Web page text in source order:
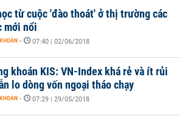
từ cuộc 'đào thoát' ở thị trường các
mới nổi
- 07:40 | 02/06/2018
khoán KIS: VN-Index khá rẻ và ít rủi
lo dòng vốn ngoại tháo chạy
- 07:29 | 29/05/2018